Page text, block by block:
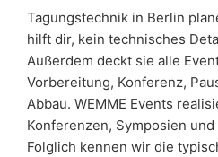
Tagungstechnik in Berlin
hilft dir, kein technisches
Außerdem deckt sie alle
Vorbereitung, Konferenz,
Abbau. WEMME Events
Konferenzen, Symposien
Folglich kennen wir die